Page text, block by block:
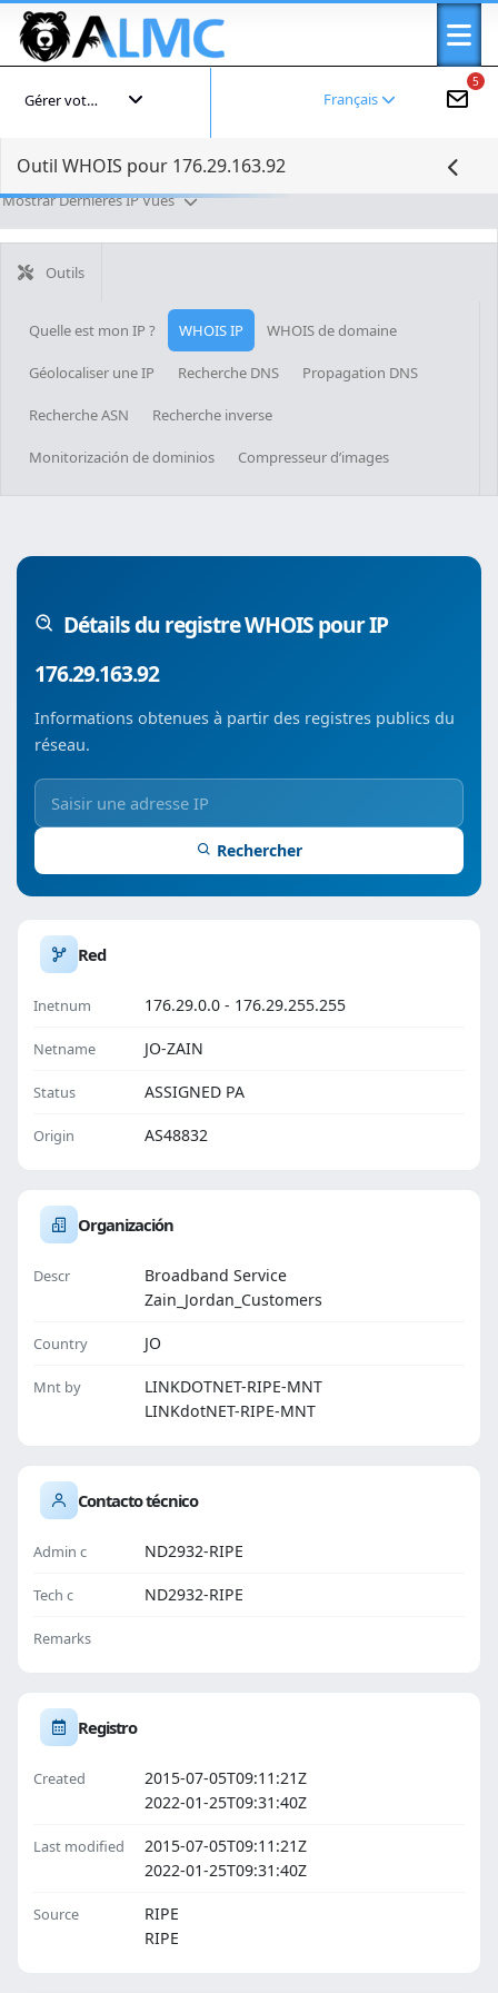
5
Français
Gérer votre compte
Outil WHOIS pour 176.29.163.92
Mostrar Dernières IP Vues
Outils
Quelle est mon IP ? WHOIS IP WHOIS de domaine
Géolocaliser une IP Recherche DNS Propagation DNS
Recherche ASN Recherche inverse
Monitorización de dominios Compresseur d’images
Détails du registre WHOIS pour IP
176.29.163.92
Informations obtenues à partir des registres publics du
réseau.
Rechercher
Red
Inetnum 176.29.0.0 - 176.29.255.255
Netname JO-ZAIN
Status ASSIGNED PA
Origin AS48832
Organización
Descr
Broadband Service
Zain_Jordan_Customers
Country JO
Mnt by
LINKDOTNET-RIPE-MNT
LINKdotNET-RIPE-MNT
Contacto técnico
Admin c ND2932-RIPE
Tech c ND2932-RIPE
Remarks
Registro
Created
2015-07-05T09:11:21Z
2022-01-25T09:31:40Z
Last modified
2015-07-05T09:11:21Z
2022-01-25T09:31:40Z
Source
RIPE
RIPE